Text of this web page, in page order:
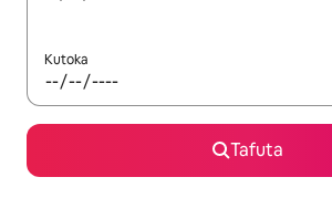
Kutoka
Tafuta